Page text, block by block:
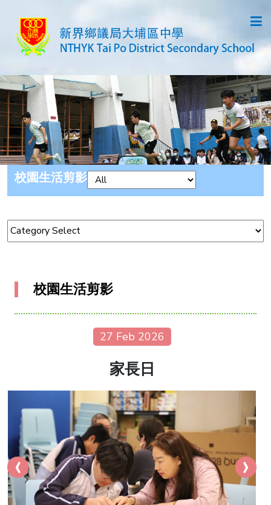
校園生活剪影
校園生活剪影
27 Feb 2026
家長日
‹ ›